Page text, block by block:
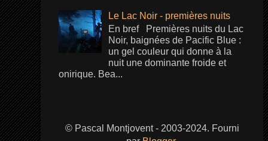
Le Lac Noir - premières nuits
En bref Premières nuits du Lac
Noir, baignées de Pacific Blue :
un gel couleur qui donne à la
nuit une dominante froide et
onirique. Bea...
© Pascal Montjovent - 2003-2024. Fourni